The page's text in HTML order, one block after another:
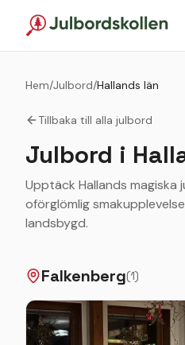
Hem/Julbord/Hallands län
Tillbaka till alla julbord
Julbord i
Upptäck Hallands magiska
oförglömlig
landsbygd.
Falkenberg(1)